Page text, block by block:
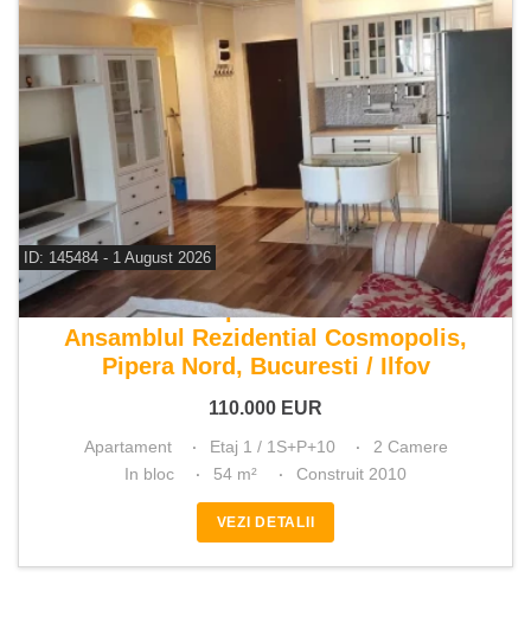
ID: 145484 - 1 August 2026
De vanzare apartament 2 camere
Ansamblul Rezidential Cosmopolis,
Pipera Nord, Bucuresti / Ilfov
110.000 EUR
Apartament Etaj 1 / 1S+P+10
2 Camere
In bloc
54 m² Construit 2010
VEZI DETALII